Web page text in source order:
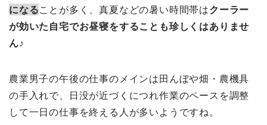
になることが多く、真夏などの暑い時間帯はクーラー
が効いた自宅でお昼寝をすることも珍しくはありませ
ん♪
農業男子の午後の仕事のメインは田んぼや畑・農機具
の手入れで、日没が近づくにつれ作業のペースを調整
して一日の仕事を終える人が多いようですね。